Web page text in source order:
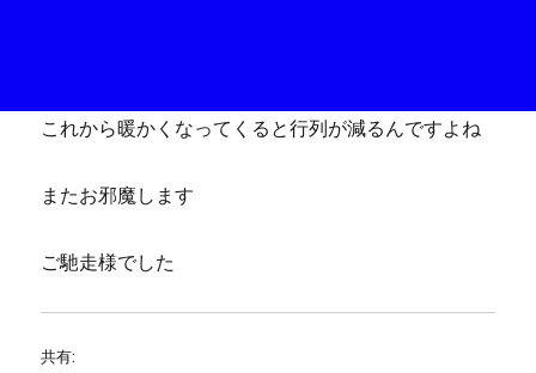
これから暖かくなってくると行列が減るんですよね
またお邪魔します
ご馳走様でした
共有: